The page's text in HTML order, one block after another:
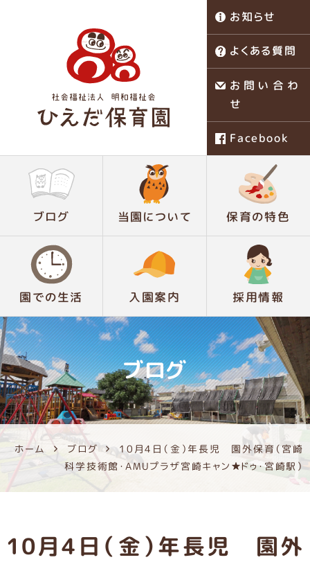
稗田保育園
お知らせ
よくある質問
お問い合わ
せ
Facebook
ブログ 当園について 保育の特色
園での生活 入園案内 採用情報
ブログ
ホーム ブログ
10月4日（金）年長児 園外保育（宮崎
科学技術館・AMUプラザ宮崎キャン★ドゥ・宮崎駅）
10月4日（金）年長児 園外